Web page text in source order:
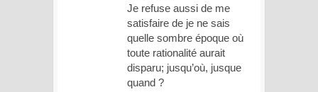
Je refuse aussi de me
satisfaire de je ne sais
quelle sombre époque où
toute rationalité aurait
disparu; jusqu’où, jusque
quand ?